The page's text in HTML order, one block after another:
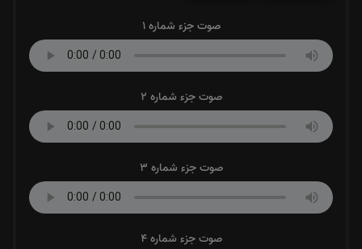
صوت جزء شماره 1
صوت جزء شماره 2
صوت جزء شماره 3
صوت جزء شماره 4